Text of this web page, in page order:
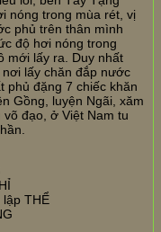
nóng trong mùa rét, vị
phủ trên thân mình
độ hơi nóng trong
mới lấy ra. Duy nhất
lấy chăn đắp nước
phủ đặng 7 chiếc khăn
Gồng, luyện Ngãi, xăm
đạo, ở Việt Nam tu
THỂ